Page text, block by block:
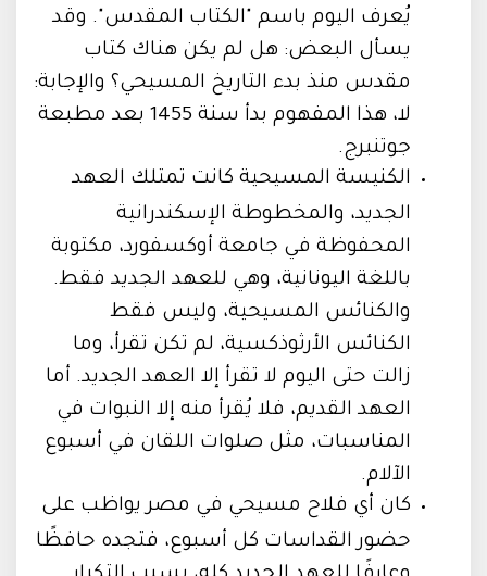
يُعرف اليوم باسم "الكتاب المقدس". وقد
يسأل البعض: هل لم يكن هناك كتاب
مقدس منذ بدء التاريخ المسيحي؟ والإجابة:
لا، هذا المفهوم بدأ سنة 1455 بعد مطبعة
جوتنبرج.
الكنيسة المسيحية كانت تمتلك العهد
الجديد، والمخطوطة الإسكندرانية
المحفوظة في جامعة أوكسفورد، مكتوبة
باللغة اليونانية، وهي للعهد الجديد فقط.
والكنائس المسيحية، وليس فقط
الكنائس الأرثوذكسية، لم تكن تقرأ، وما
زالت حتى اليوم لا تقرأ إلا العهد الجديد. أما
العهد القديم، فلا يُقرأ منه إلا النبوات في
المناسبات، مثل صلوات اللقان في أسبوع
الآلام.
كان أي فلاح مسيحي في مصر يواظب على
حضور القداسات كل أسبوع، فتجده حافظًا